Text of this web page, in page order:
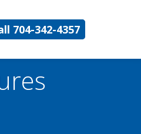
704-342-4357